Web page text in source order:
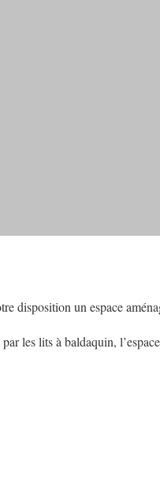
disposition un espace
les lits à baldaquin,